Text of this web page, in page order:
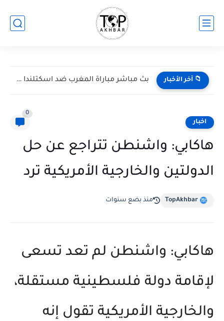
📁 آخر الأخبار بث مباشر مباراة المغرب ضد اسكتلندا في كأس العالم 2026...
اخبار
0
هاكابي: واشنطن تتراجع عن حل
الدولتين والخارجية الأمريكية ترد
TopAkhbar منذ بضع سنوات
هاكابي: واشنطن لم تعد تسعى
لإقامة دولة فلسطينية مستقلة،
والخارجية الأمريكية تقول إنه